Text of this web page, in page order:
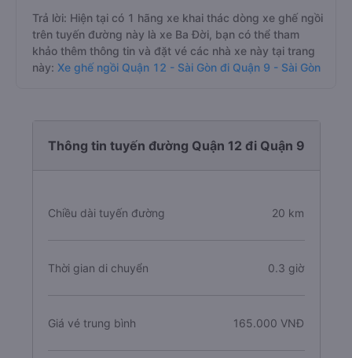
Trả lời: Hiện tại có 1 hãng xe khai thác dòng xe ghế ngồi
trên tuyến đường này là xe Ba Đời, bạn có thể tham
khảo thêm thông tin và đặt vé các nhà xe này tại trang
này: Xe ghế ngồi Quận 12 - Sài Gòn đi Quận 9 - Sài Gòn
Thông tin tuyến đường Quận 12 đi Quận 9
Chiều dài tuyến đường 20 km
Thời gian di chuyển 0.3 giờ
Giá vé trung bình 165.000 VNĐ